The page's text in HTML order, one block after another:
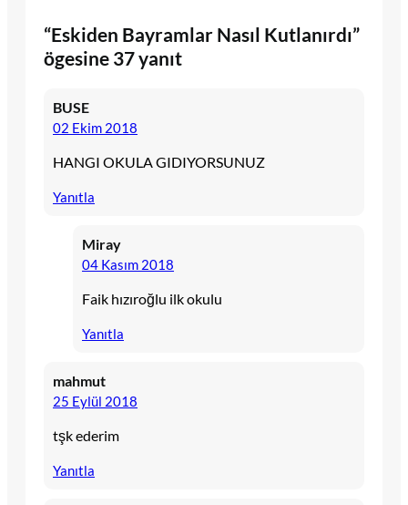
“Eskiden Bayramlar Nasıl Kutlanırdı”
ögesine 37 yanıt
BUSE
02 Ekim 2018
HANGI OKULA GIDIYORSUNUZ
Yanıtla
Miray
04 Kasım 2018
Faik hızıroğlu ilk okulu
Yanıtla
mahmut
25 Eylül 2018
tşk ederim
Yanıtla